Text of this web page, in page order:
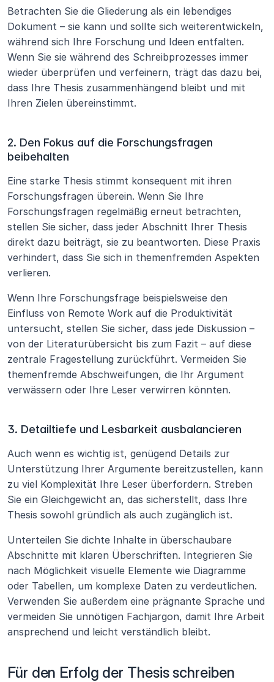
Betrachten Sie die Gliederung als ein lebendiges
Dokument – sie kann und sollte sich weiterentwickeln,
während sich Ihre Forschung und Ideen entfalten.
Wenn Sie sie während des Schreibprozesses immer
wieder überprüfen und verfeinern, trägt das dazu bei,
dass Ihre Thesis zusammenhängend bleibt und mit
Ihren Zielen übereinstimmt.
2. Den Fokus auf die Forschungsfragen
beibehalten
Eine starke Thesis stimmt konsequent mit ihren
Forschungsfragen überein. Wenn Sie Ihre
Forschungsfragen regelmäßig erneut betrachten,
stellen Sie sicher, dass jeder Abschnitt Ihrer Thesis
direkt dazu beiträgt, sie zu beantworten. Diese Praxis
verhindert, dass Sie sich in themenfremden Aspekten
verlieren.
Wenn Ihre Forschungsfrage beispielsweise den
Einfluss von Remote Work auf die Produktivität
untersucht, stellen Sie sicher, dass jede Diskussion –
von der Literaturübersicht bis zum Fazit – auf diese
zentrale Fragestellung zurückführt. Vermeiden Sie
themenfremde Abschweifungen, die Ihr Argument
verwässern oder Ihre Leser verwirren könnten.
3. Detailtiefe und Lesbarkeit ausbalancieren
Auch wenn es wichtig ist, genügend Details zur
Unterstützung Ihrer Argumente bereitzustellen, kann
zu viel Komplexität Ihre Leser überfordern. Streben
Sie ein Gleichgewicht an, das sicherstellt, dass Ihre
Thesis sowohl gründlich als auch zugänglich ist.
Unterteilen Sie dichte Inhalte in überschaubare
Abschnitte mit klaren Überschriften. Integrieren Sie
nach Möglichkeit visuelle Elemente wie Diagramme
oder Tabellen, um komplexe Daten zu verdeutlichen.
Verwenden Sie außerdem eine prägnante Sprache und
vermeiden Sie unnötigen Fachjargon, damit Ihre Arbeit
ansprechend und leicht verständlich bleibt.
Für den Erfolg der Thesis schreiben